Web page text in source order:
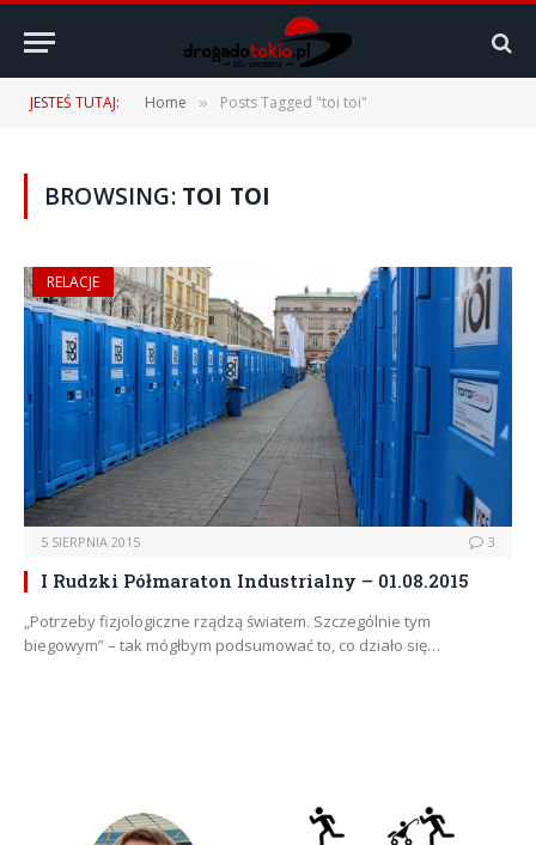
JESTEŚ TUTAJ: Home » Posts Tagged "toi toi"
BROWSING: TOI TOI
RELACJE
5 SIERPNIA 2015 3
I Rudzki Półmaraton Industrialny – 01.08.2015
„Potrzeby fizjologiczne rządzą światem. Szczególnie tym
biegowym” – tak mógłbym podsumować to, co działo się…